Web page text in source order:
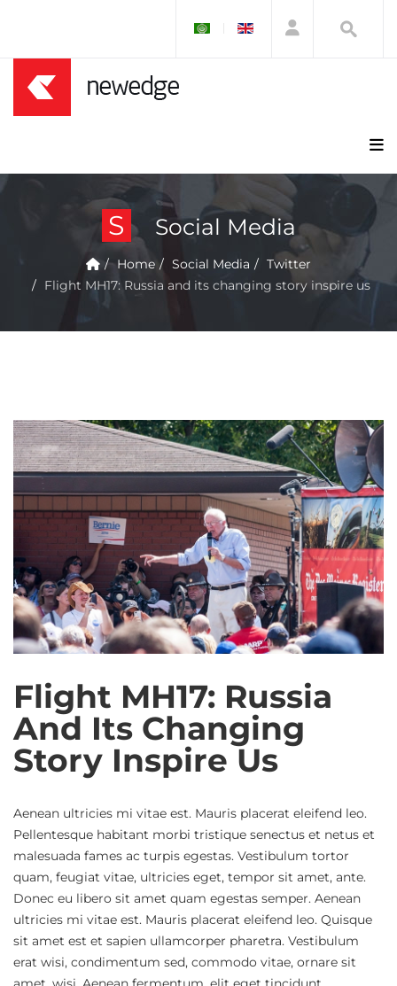
S Social Media
Home Social Media
Twitter
Flight MH17: Russia and its changing story inspire us
Flight MH17: Russia
And Its Changing
Story Inspire Us
Aenean ultricies mi vitae est. Mauris placerat eleifend leo.
Pellentesque habitant morbi tristique senectus et netus et
malesuada fames ac turpis egestas. Vestibulum tortor
quam, feugiat vitae, ultricies eget, tempor sit amet, ante.
Donec eu libero sit amet quam egestas semper. Aenean
ultricies mi vitae est. Mauris placerat eleifend leo. Quisque
sit amet est et sapien ullamcorper pharetra. Vestibulum
erat wisi, condimentum sed, commodo vitae, ornare sit